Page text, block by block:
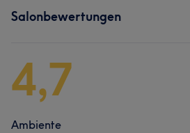
Salonbewertungen
4,7
Ambiente